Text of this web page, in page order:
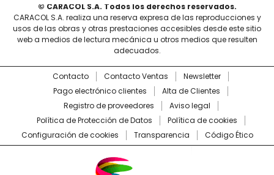
© CARACOL S.A. Todos los derechos reservados.
CARACOL S.A. realiza una reserva expresa de las reproducciones y
usos de las obras y otras prestaciones accesibles desde este sitio
web a medios de lectura mecánica u otros medios que resulten
adecuados.
Contacto Contacto Ventas
Newsletter
Pago electrónico clientes
Alta de Clientes
Registro de proveedores
Aviso legal
Política de Protección de Datos
Política de cookies
Configuración de cookies
Transparencia Código Ético